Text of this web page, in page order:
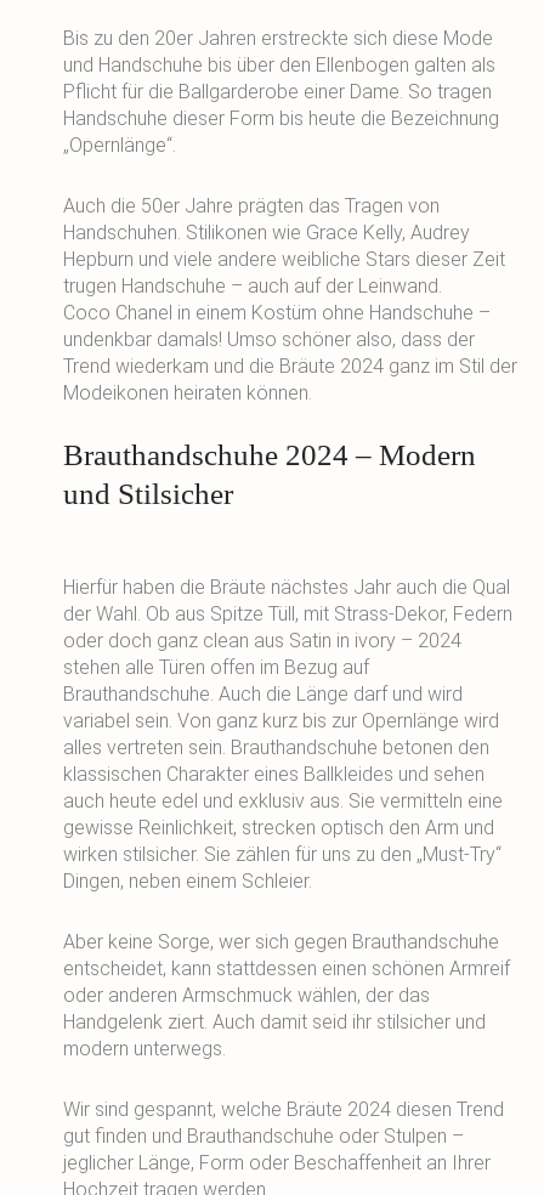
Bis zu den 20er Jahren erstreckte sich diese Mode
und Handschuhe bis über den Ellenbogen galten als
Pflicht für die Ballgarderobe einer Dame. So tragen
Handschuhe dieser Form bis heute die Bezeichnung
„Opernlänge“.
Auch die 50er Jahre prägten das Tragen von
Handschuhen. Stilikonen wie Grace Kelly, Audrey
Hepburn und viele andere weibliche Stars dieser Zeit
trugen Handschuhe – auch auf der Leinwand.
Coco Chanel in einem Kostüm ohne Handschuhe –
undenkbar damals! Umso schöner also, dass der
Trend wiederkam und die Bräute 2024 ganz im Stil der
Modeikonen heiraten können.
Brauthandschuhe 2024 – Modern
und Stilsicher
Hierfür haben die Bräute nächstes Jahr auch die Qual
der Wahl. Ob aus Spitze Tüll, mit Strass-Dekor, Federn
oder doch ganz clean aus Satin in ivory – 2024
stehen alle Türen offen im Bezug auf
Brauthandschuhe. Auch die Länge darf und wird
variabel sein. Von ganz kurz bis zur Opernlänge wird
alles vertreten sein. Brauthandschuhe betonen den
klassischen Charakter eines Ballkleides und sehen
auch heute edel und exklusiv aus. Sie vermitteln eine
gewisse Reinlichkeit, strecken optisch den Arm und
wirken stilsicher. Sie zählen für uns zu den „Must-Try“
Dingen, neben einem Schleier.
Aber keine Sorge, wer sich gegen Brauthandschuhe
entscheidet, kann stattdessen einen schönen Armreif
oder anderen Armschmuck wählen, der das
Handgelenk ziert. Auch damit seid ihr stilsicher und
modern unterwegs.
Wir sind gespannt, welche Bräute 2024 diesen Trend
gut finden und Brauthandschuhe oder Stulpen –
jeglicher Länge, Form oder Beschaffenheit an Ihrer
Hochzeit tragen werden.